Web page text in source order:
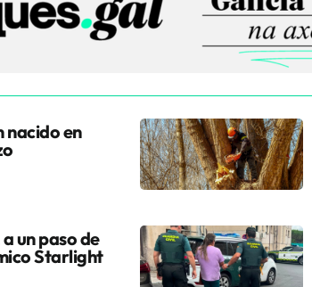
nacido en
un paso de
Starlight